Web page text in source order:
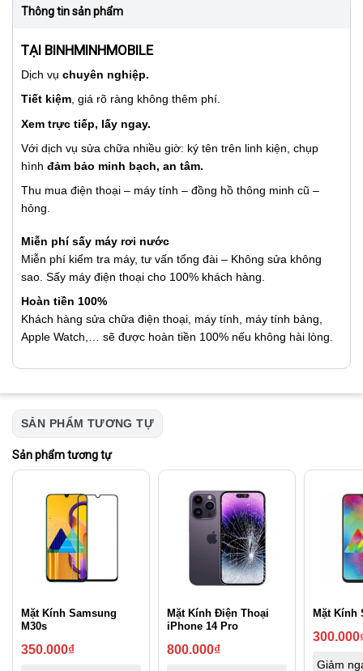
Thông tin sản phẩm
TẠI BINHMINHMOBILE
Dịch vụ chuyên nghiệp.
Tiết kiệm, giá rõ ràng không thêm phí.
Xem trực tiếp, lấy ngay.
Với dịch vụ sửa chữa nhiều giờ: ký tên trên linh kiện, chụp
hình đảm bảo minh bạch, an tâm.
Thu mua điện thoại – máy tính – đồng hồ thông minh cũ –
hỏng.
Miễn phí sấy máy rơi nước
Miễn phí kiểm tra máy, tư vấn tổng đài – Không sửa không
sao. Sấy máy điện thoại cho 100% khách hàng.
Hoàn tiền 100%
Khách hàng sửa chữa điện thoại, máy tính, máy tính bảng,
Apple Watch,… sẽ được hoàn tiền 100% nếu không hài lòng.
SẢN PHẨM TƯƠNG TỰ
Sản phẩm tương tự
Mặt Kính Samsung
M30s
350.000₫
Mặt Kính Điện Thoại
iPhone 14 Pro
800.000₫
Mặt Kính
300.000
Giảm